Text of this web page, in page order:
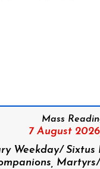
Mass
7 August 2026,
Weekday/